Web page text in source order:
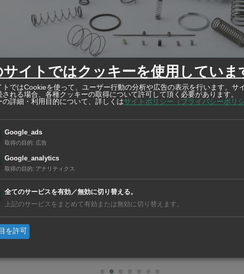
リング
いうバネを短期間でつくりたい」 そんな依頼を試作から
ます！
件など、是非ご相談ください>>>
年2月、新たな国民IDシステムを導入し、従来の紙の書類による管
理に移行。その際にNECの生体認証技術を採用した。これまでに
https://ashu-
サイトではクッキーを使用していま
トではCookieを使って、ユーザー行動の分析や広告の表示を行います。サ
される場合、各種クッキーの取得について許可して頂く必要があります。
の詳細・利用目的について、詳しくはサイトポリシー（プライバシーポリシ
Google_ads
取得の目的: 広告
Google_analytics
取得の目的: アナリティクス
全てのサービスを有効／無効に切り替える。
上記のサービスをまとめて有効または無効に切り替えます。
を許可